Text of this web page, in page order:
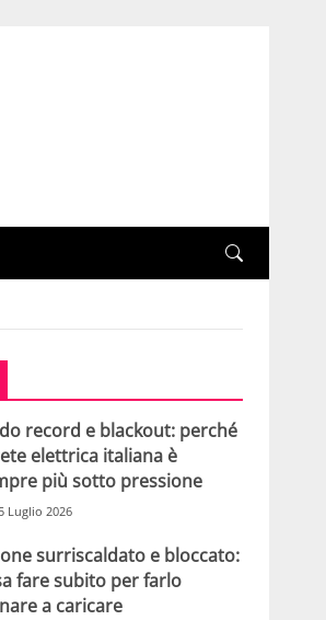
record e blackout: perché
elettrica italiana è
più sotto pressione
Luglio 2026
surriscaldato e bloccato:
fare subito per farlo
a caricare